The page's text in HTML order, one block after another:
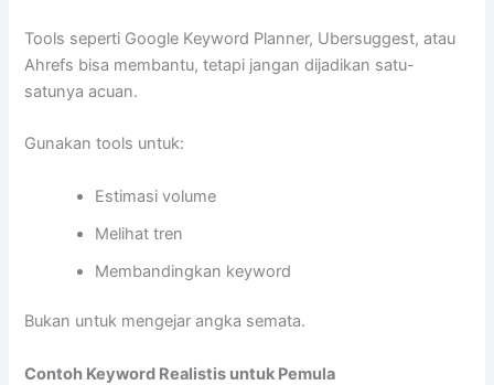
Tools seperti Google Keyword Planner, Ubersuggest, atau
Ahrefs bisa membantu, tetapi jangan dijadikan satu-
satunya acuan.
Gunakan tools untuk:
Estimasi volume
Melihat tren
Membandingkan keyword
Bukan untuk mengejar angka semata.
Contoh Keyword Realistis untuk Pemula